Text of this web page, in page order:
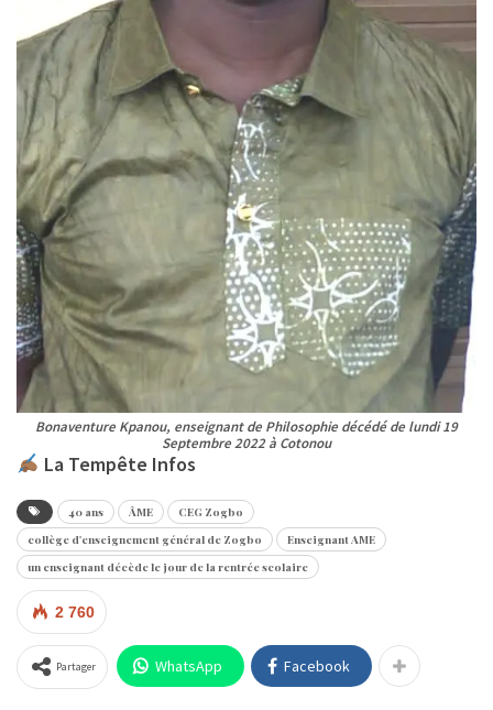
Bonaventure Kpanou, enseignant de Philosophie décédé de lundi 19
Septembre 2022 à Cotonou
La Tempête Infos
40 ans ÂME
CEG Zogbo
collège d'enseignement général de Zogbo
Enseignant AME
un enseignant décède le jour de la rentrée scolaire
2 760
Partager WhatsApp Facebook